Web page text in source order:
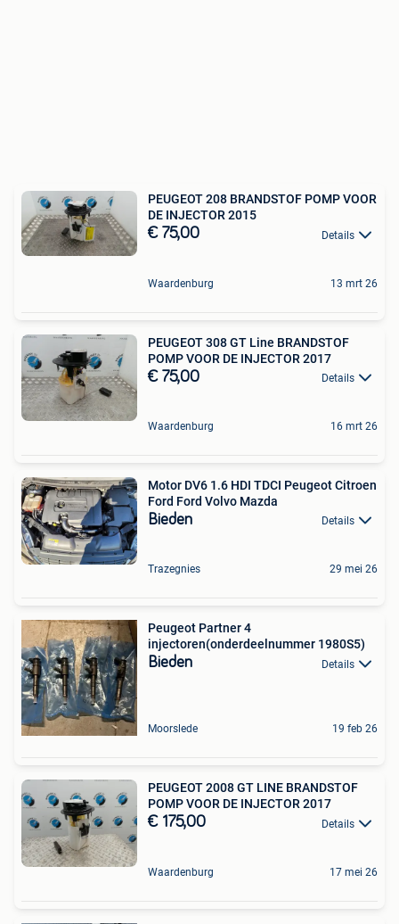
PEUGEOT 208 BRANDSTOF POMP VOOR
DE INJECTOR 2015
€ 75,00 Details
Waardenburg 13 mrt 26
PEUGEOT 308 GT Line BRANDSTOF
POMP VOOR DE INJECTOR 2017
€ 75,00 Details
Waardenburg 16 mrt 26
Motor DV6 1.6 HDI TDCI Peugeot Citroen
Ford Ford Volvo Mazda
Bieden Details
Trazegnies 29 mei 26
Peugeot Partner 4
injectoren(onderdeelnummer 1980S5)
Bieden Details
Moorslede 19 feb 26
PEUGEOT 2008 GT LINE BRANDSTOF
POMP VOOR DE INJECTOR 2017
€ 175,00 Details
Waardenburg 17 mei 26